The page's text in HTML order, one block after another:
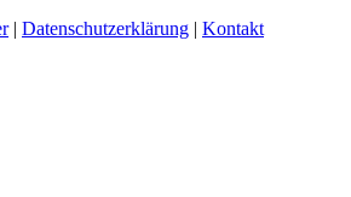
| Datenschutzerklärung | Kontakt